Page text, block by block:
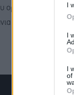
I
I
I
of
οράματος για τους
επικοινωνίας.